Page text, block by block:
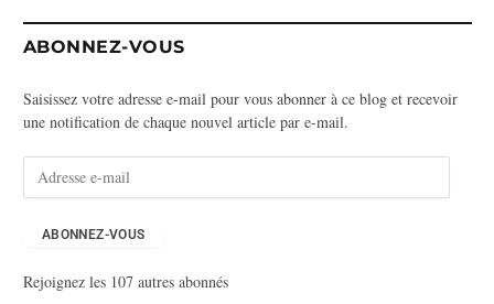
ABONNEZ-VOUS
Saisissez votre adresse e-mail pour vous abonner à ce blog et recevoir
une notification de chaque nouvel article par e-mail.
s
ABONNEZ-VOUS
Rejoignez les 107 autres abonnés